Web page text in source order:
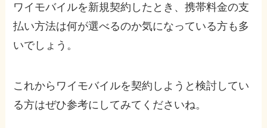
ワイモバイルを新規契約したとき、携帯料金の支
払い方法は何が選べるのか気になっている方も多
いでしょう。
これからワイモバイルを契約しようと検討してい
る方はぜひ参考にしてみてくださいね。